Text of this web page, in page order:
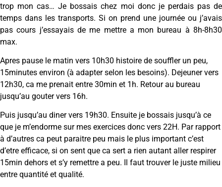
trop mon cas… Je bossais chez moi donc je perdais pas de
temps dans les transports. Si on prend une journée ou j’avais
pas cours j’essayais de me mettre a mon bureau à 8h-8h30
max.
Apres pause le matin vers 10h30 histoire de souffler un peu,
15minutes environ (à adapter selon les besoins). Dejeuner vers
12h30, ca me prenait entre 30min et 1h. Retour au bureau
jusqu’au gouter vers 16h.
Puis jusqu’au diner vers 19h30. Ensuite je bossais jusqu’à ce
que je m’endorme sur mes exercices donc vers 22H. Par rapport
à d’autres ca peut paraitre peu mais le plus important c’est
d’etre efficace, si on sent que ca sert a rien autant aller respirer
15min dehors et s’y remettre a peu. Il faut trouver le juste milieu
entre quantité et qualité.